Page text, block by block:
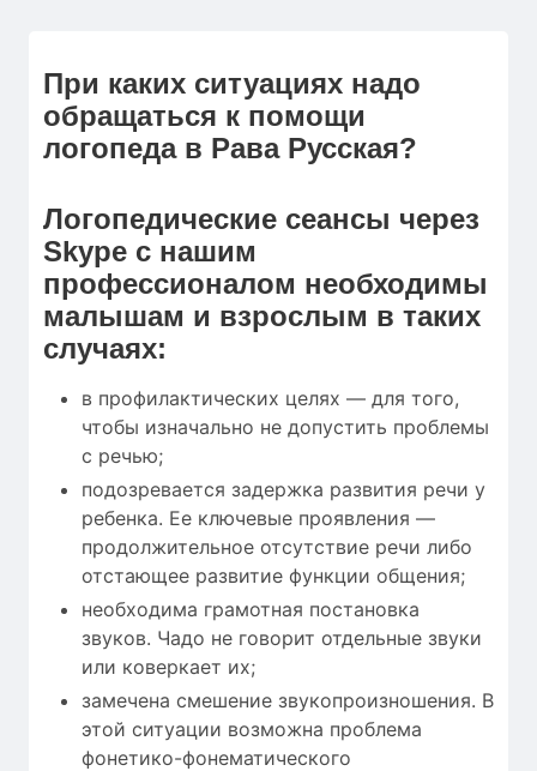
При каких ситуациях надо
обращаться к помощи
логопеда в Рава Русская?
Логопедические сеансы через
Skype с нашим
профессионалом необходимы
малышам и взрослым в таких
случаях:
в профилактических целях — для того,
чтобы изначально не допустить проблемы
с речью;
подозревается задержка развития речи у
ребенка. Ее ключевые проявления —
продолжительное отсутствие речи либо
отстающее развитие функции общения;
необходима грамотная постановка
звуков. Чадо не говорит отдельные звуки
или коверкает их;
замечена смешение звукопроизношения. В
этой ситуации возможна проблема
фонетико-фонематического